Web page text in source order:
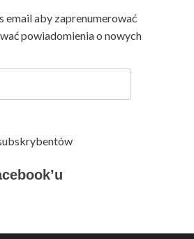
email aby zaprenumerować
powiadomienia o nowych